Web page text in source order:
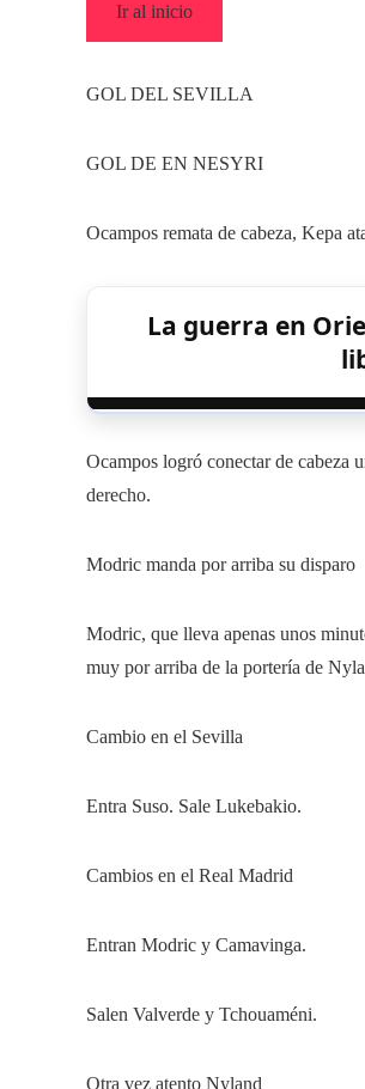
Ir al inicio
GOL DEL SEVILLA
GOL DE EN NESYRI
Ocampos remata de cabeza, Kepa
La guerra en
Ocampos logró conectar de cabeza
derecho.
Modric manda por arriba su disparo
Modric, que lleva apenas unos
muy por arriba de la portería de
Cambio en el Sevilla
Entra Suso. Sale Lukebakio.
Cambios en el Real Madrid
Entran Modric y Camavinga.
Salen Valverde y Tchouaméni.
Otra vez atento Nyland